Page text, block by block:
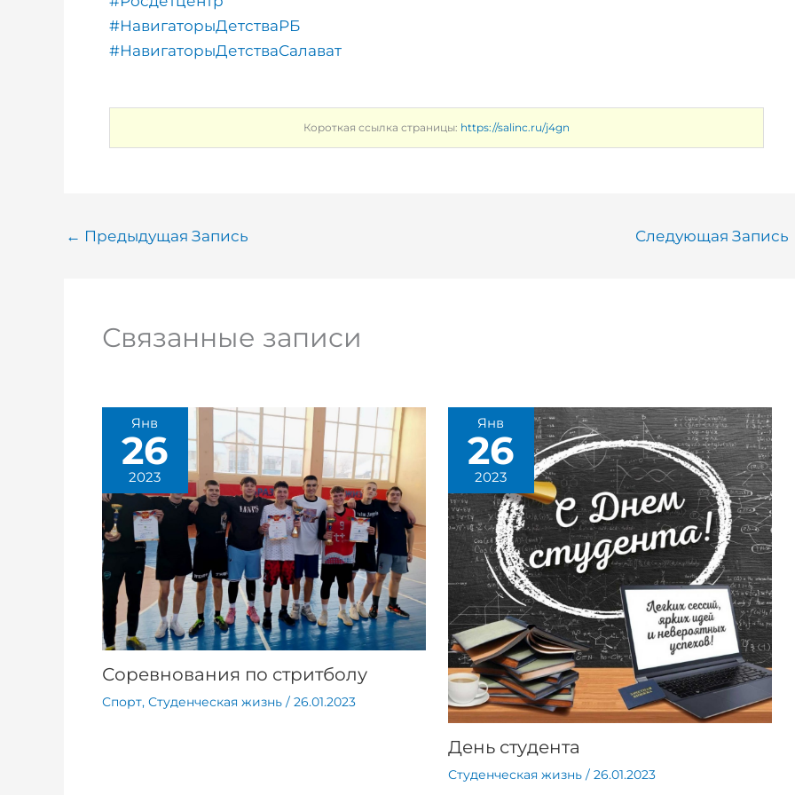
#НавигаторыДетстваРБ
#НавигаторыДетстваСалават
Короткая ссылка страницы: https://salinc.ru/j4gn
← Предыдущая Запись Следующая Запись
Связанные записи
Янв
26
2023
Соревнования по стритболу
Спорт, Студенческая жизнь/ 26.01.2023
Янв
26
2023
День студента
Студенческая жизнь/ 26.01.2023